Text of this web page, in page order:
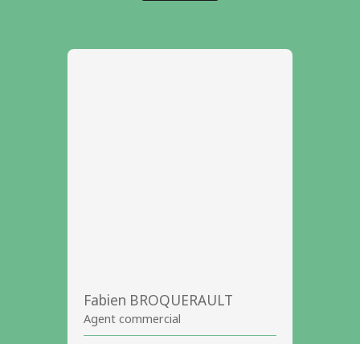
Fabien BROQUERAULT
Agent commercial